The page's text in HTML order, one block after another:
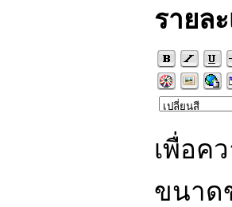
รายล
เพื่อค
ขนาด